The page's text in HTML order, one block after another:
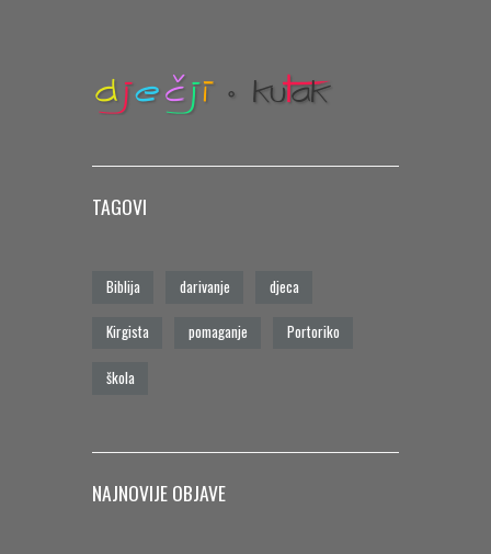
TAGOVI
Biblija darivanje djeca
Kirgista pomaganje Portoriko
škola
NAJNOVIJE OBJAVE